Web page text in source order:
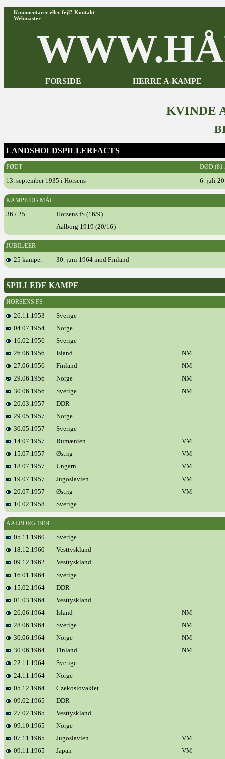
Kommentarer eller fejl? Kontakt
Webmaster
FORSIDE HERRE A-KAMPE
KVINDE
LANDSHOLDSPILLERFACTS
FØDT DØD (81
13. september 1935 i Horsens 6. juli
KAMPE OG MÅL
36 / 25
Horsens fS (16/9)
Aalborg 1919 (20/16)
JUBILÆER
25 kampe: 30. juni 1964 mod Finland
SPILLEDE KAMPE
HORSENS FS
26.11.1953
Sverige
04.07.1954
Norge
16.02.1956
Sverige
26.06.1956
Island
NM
27.06.1956
Finland
NM
29.06.1956
Norge
NM
30.06.1956
Sverige
NM
20.03.1957
DDR
29.05.1957
Norge
30.05.1957
Sverige
14.07.1957
Rumænien
VM
15.07.1957
Østrig
VM
18.07.1957
Ungarn
VM
19.07.1957
Jugoslavien
VM
20.07.1957
Østrig
VM
10.02.1958
Sverige
AALBORG 1919
05.11.1960
Sverige
18.12.1960
Vesttyskland
09.12.1962
Vesttyskland
16.01.1964
Sverige
15.02.1964
DDR
01.03.1964
Vesttyskland
26.06.1964
Island
NM
28.06.1964
Sverige
NM
30.06.1964
Norge
NM
30.06.1964
Finland
NM
22.11.1964
Sverige
24.11.1964
Norge
05.12.1964
Czekoslovakiet
09.02.1965
DDR
27.02.1965
Vesttyskland
09.10.1965
Norge
07.11.1965
Jugoslavien
VM
09.11.1965
Japan
VM